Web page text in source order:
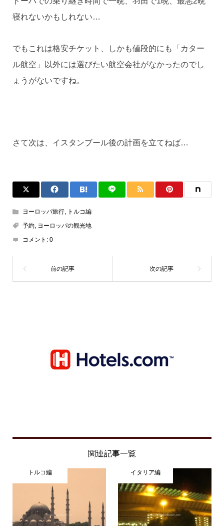
寝れないかもしれない…
でもこれは格安チケット、しかも値段的にも「カター
ル航空」以外には選びたい航空会社がなかったのでし
ょうがないですね。
さて次は、イスタンブール後の計画を立てねば…
ヨーロッパ旅行, トルコ編
予約, ヨーロッパの観光地
コメント: 0
関連記事一覧
トルコ編 イタリア編